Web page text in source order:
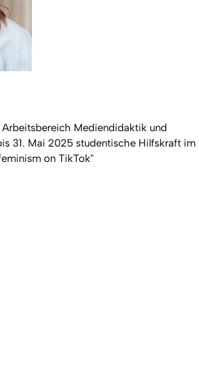
Mediendidaktik und
31. Mai 2025 studentische Hilfskraft im
on TikTok"